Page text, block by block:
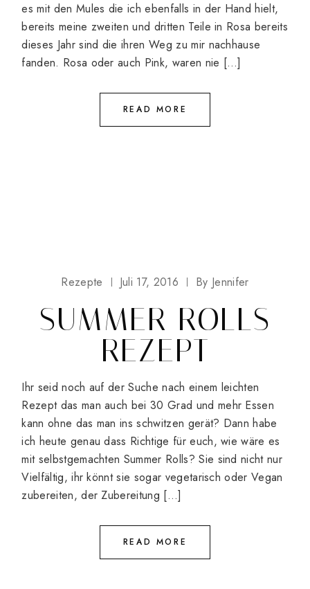
es mit den Mules die ich ebenfalls in der Hand hielt,
bereits meine zweiten und dritten Teile in Rosa bereits
dieses Jahr sind die ihren Weg zu mir nachhause
fanden. Rosa oder auch Pink, waren nie […]
READ MORE
Rezepte Juli 17, 2016 By Jennifer
SUMMER ROLLS
REZEPT
Ihr seid noch auf der Suche nach einem leichten
Rezept das man auch bei 30 Grad und mehr Essen
kann ohne das man ins schwitzen gerät? Dann habe
ich heute genau dass Richtige für euch, wie wäre es
mit selbstgemachten Summer Rolls? Sie sind nicht nur
Vielfältig, ihr könnt sie sogar vegetarisch oder Vegan
zubereiten, der Zubereitung […]
READ MORE